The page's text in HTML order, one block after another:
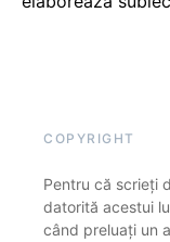
COPYRIGHT
Pentru că scrieți
datorită acestui
când preluați un